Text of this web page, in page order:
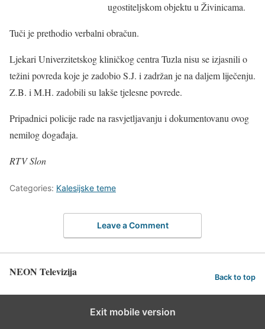
ugostiteljskom objektu u Živinicama.
Tuči je prethodio verbalni obračun.
Ljekari Univerzitetskog kliničkog centra Tuzla nisu se izjasnili o
težini povreda koje je zadobio S.J. i zadržan je na daljem liječenju.
Z.B. i M.H. zadobili su lakše tjelesne povrede.
Pripadnici policije rade na rasvjetljavanju i dokumentovanu ovog
nemilog događaja.
RTV Slon
Categories: Kalesijske teme
Leave a Comment
NEON Televizija Back to top
Exit mobile version